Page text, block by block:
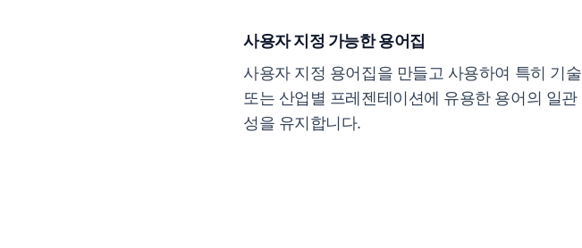
사용자 지정 가능한 용어집
사용자 지정 용어집을 만들고 사용하여 특히 기술
또는 산업별 프레젠테이션에 유용한 용어의 일관
성을 유지합니다.